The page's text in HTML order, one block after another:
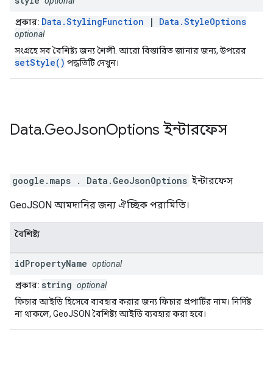
প্রকার: Data.StylingFunction | Data.StyleOptions
optional
সংগ্রহে সব বৈশিষ্ট্য জন্য শৈলী. আরো বিস্তারিত জানার জন্য, উপরের
setStyle() পদ্ধতিটি দেখুন।
Data.GeoJsonOptions ইন্টারফেস
google.maps . Data.GeoJsonOptions ইন্টারফেস
GeoJSON আমদানির জন্য ঐচ্ছিক পরামিতি।
বৈশিষ্ট্য
idPropertyName optional
প্রকার: string optional
ফিচার আইডি হিসেবে ব্যবহার করার জন্য ফিচার প্রপার্টির নাম। নির্দিষ্ট
না থাকলে, GeoJSON বৈশিষ্ট্য আইডি ব্যবহার করা হবে।